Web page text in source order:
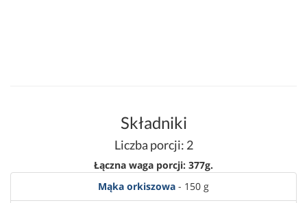
Składniki
Liczba porcji: 2
Łączna waga porcji: 377g.
Mąka orkiszowa - 150 g